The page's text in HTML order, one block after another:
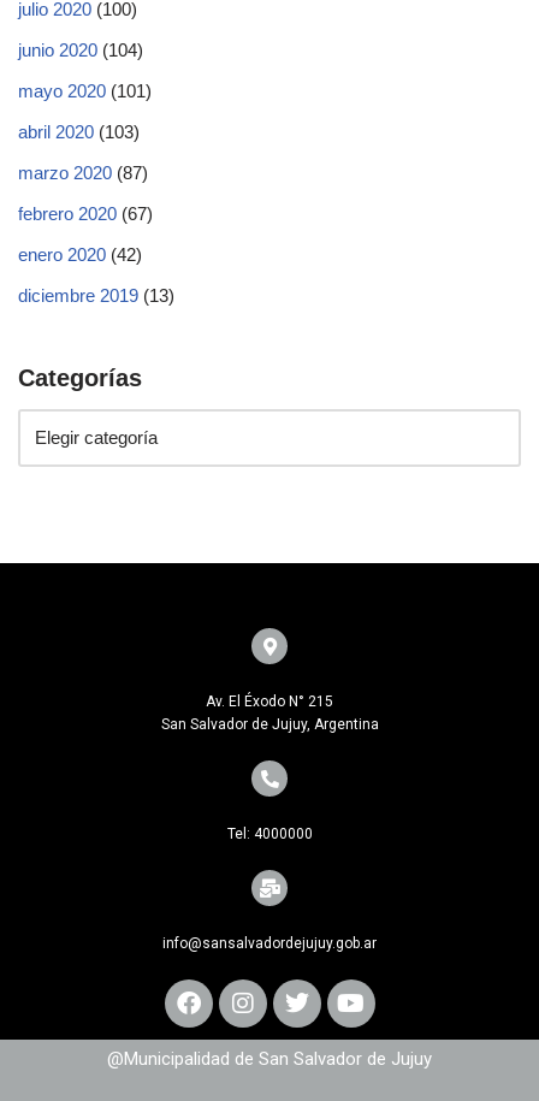
julio 2020 (100)
junio 2020 (104)
mayo 2020 (101)
abril 2020 (103)
marzo 2020 (87)
febrero 2020 (67)
enero 2020 (42)
diciembre 2019 (13)
Categorías
Av. El Éxodo N° 215
San Salvador de Jujuy, Argentina
Tel: 4000000
info@sansalvadordejujuy.gob.ar
@Municipalidad de San Salvador de Jujuy